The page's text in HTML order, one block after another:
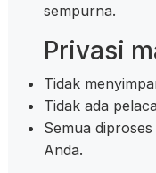
sempurna.
Privasi
Tidak
Tidak ada
Semua
Anda.